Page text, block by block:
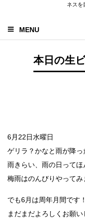
ネスを
MENU
本日の生
6月22日水曜日
ゲリラ？かなと雨が降
雨きらい、雨の日って
梅雨はのんびりやって
でも6月は周年月間です！
まだまだよろしくお願